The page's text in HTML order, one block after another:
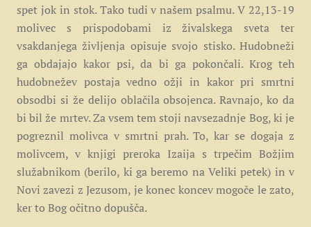
spet jok in stok. Tako tudi v našem psalmu. V 22,13-19
molivec s prispodobami iz živalskega sveta ter
vsakdanjega življenja opisuje svojo stisko. Hudobneži
ga obdajajo kakor psi, da bi ga pokončali. Krog teh
hudobnežev postaja vedno ožji in kakor pri smrtni
obsodbi si že delijo oblačila obsojenca. Ravnajo, ko da
bi bil že mrtev. Za vsem tem stoji navsezadnje Bog, ki je
pogreznil molivca v smrtni prah. To, kar se dogaja z
molivcem, v knjigi preroka Izaija s trpečim Božjim
služabnikom (berilo, ki ga beremo na Veliki petek) in v
Novi zavezi z Jezusom, je konec koncev mogoče le zato,
ker to Bog očitno dopušča.